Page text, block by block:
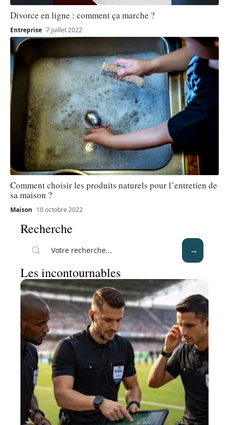
Divorce en ligne : comment ça marche ?
Entreprise 7 juillet 2022
Comment choisir les produits naturels pour l’entretien de
sa maison ?
Maison 10 octobre 2022
Recherche
Les incontournables